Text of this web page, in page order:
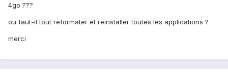
4go ???
ou faut-il tout reformater et reinstaller toutes les applications ?
merci